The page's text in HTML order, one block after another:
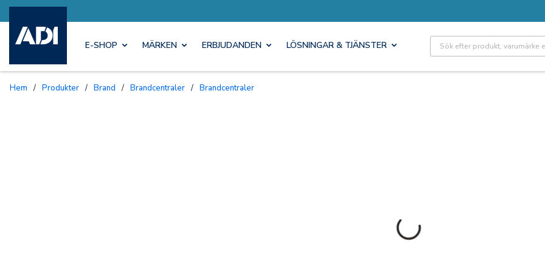
E-SHOP MÄRKEN ERBJUDANDEN LÖSNINGAR & TJÄNSTER Site Search
Hem / Produkter / Brand / Brandcentraler / Brandcentraler